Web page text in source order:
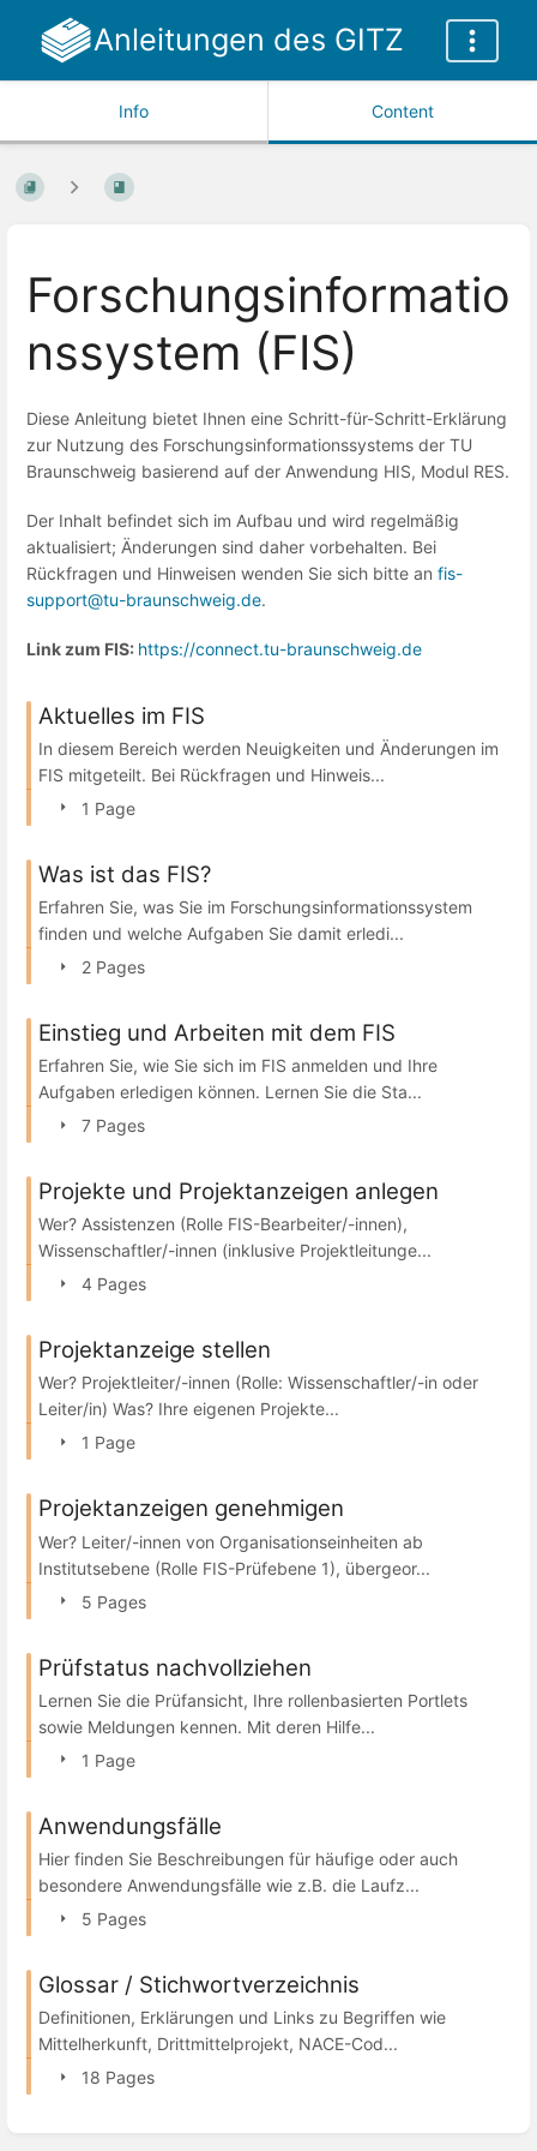
Anleitungen des GITZ
Info Content
Forschungsinformatio
nssystem (FIS)
Diese Anleitung bietet Ihnen eine Schritt-für-Schritt-Erklärung
zur Nutzung des Forschungsinformationssystems der TU
Braunschweig basierend auf der Anwendung HIS, Modul RES.
Der Inhalt befindet sich im Aufbau und wird regelmäßig
aktualisiert; Änderungen sind daher vorbehalten. Bei
Rückfragen und Hinweisen wenden Sie sich bitte an fis-
support@tu-braunschweig.de.
Link zum FIS: https://connect.tu-braunschweig.de
Aktuelles im FIS
In diesem Bereich werden Neuigkeiten und Änderungen im
FIS mitgeteilt. Bei Rückfragen und Hinweis...
1 Page
Was ist das FIS?
Erfahren Sie, was Sie im Forschungsinformationssystem
finden und welche Aufgaben Sie damit erledi...
2 Pages
Einstieg und Arbeiten mit dem FIS
Erfahren Sie, wie Sie sich im FIS anmelden und Ihre
Aufgaben erledigen können. Lernen Sie die Sta...
7 Pages
Projekte und Projektanzeigen anlegen
Wer? Assistenzen (Rolle FIS-Bearbeiter/-innen),
Wissenschaftler/-innen (inklusive Projektleitunge...
4 Pages
Projektanzeige stellen
Wer? Projektleiter/-innen (Rolle: Wissenschaftler/-in oder
Leiter/in) Was? Ihre eigenen Projekte...
1 Page
Projektanzeigen genehmigen
Wer? Leiter/-innen von Organisationseinheiten ab
Institutsebene (Rolle FIS-Prüfebene 1), übergeor...
5 Pages
Prüfstatus nachvollziehen
Lernen Sie die Prüfansicht, Ihre rollenbasierten Portlets
sowie Meldungen kennen. Mit deren Hilfe...
1 Page
Anwendungsfälle
Hier finden Sie Beschreibungen für häufige oder auch
besondere Anwendungsfälle wie z.B. die Laufz...
5 Pages
Glossar / Stichwortverzeichnis
Definitionen, Erklärungen und Links zu Begriffen wie
Mittelherkunft, Drittmittelprojekt, NACE-Cod...
18 Pages